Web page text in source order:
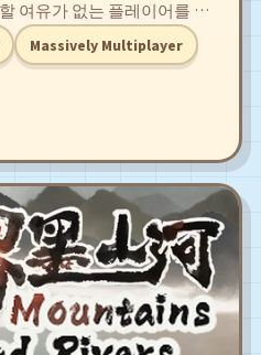
여유가 없는 플레이어를 위
어 RPG입니다. 당신의 캐
이 설정한 전략과 우선순위
휴대폰으로 캐릭터와 대화
Massively Multiplayer